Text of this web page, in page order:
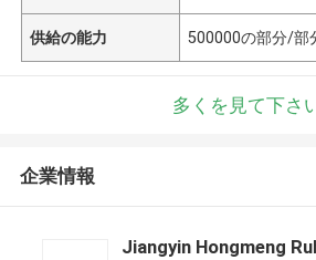
供給の能力 500000の部分/部
多くを見て下さ
企業情報
Jiangyin Hongmeng